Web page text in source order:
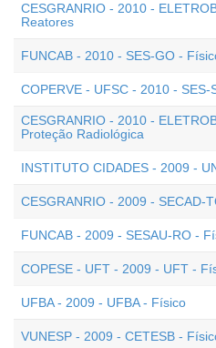
CESGRANRIO - 2010 -
Reatores
FUNCAB - 2010 - SES-GO -
COPERVE - UFSC - 2010 - SES-
CESGRANRIO - 2010 -
Proteção Radiológica
INSTITUTO CIDADES - 2009 -
CESGRANRIO - 2009 - SECAD-
FUNCAB - 2009 - SESAU-RO -
COPESE - UFT - 2009 - UFT -
UFBA - 2009 - UFBA - Físico
VUNESP - 2009 - CETESB -